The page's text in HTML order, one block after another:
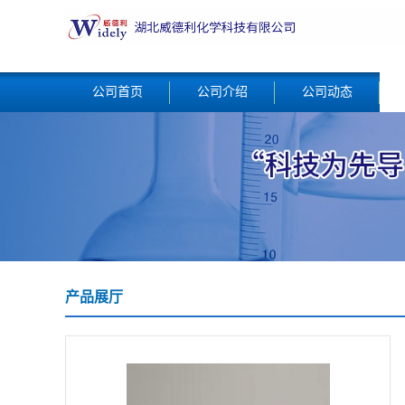
公司首页 公司介绍 公司动态
产品展厅